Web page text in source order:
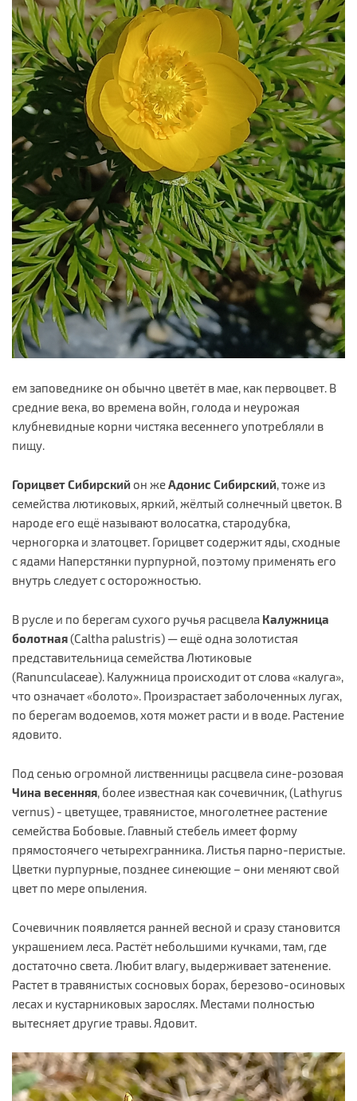
ем заповеднике он обычно цветёт в мае, как первоцвет. В
средние века, во времена войн, голода и неурожая
клубневидные корни чистяка весеннего употребляли в
пищу.
Горицвет Сибирскийон жеАдонис Сибирский , тоже из
семейства лютиковых, яркий, жёлтый солнечный цветок. В
народе его ещё называют волосатка, стародубка,
черногорка и златоцвет. Горицвет содержит яды, сходные
с ядами Наперстянки пурпурной, поэтому применять его
внутрь следует с осторожностью.
В русле и по берегам сухого ручья расцвела Калужница
болотная(Caltha palustris) — ещё одна золотистая
представительница семейства Лютиковые
(Ranunculaceae). Калужница происходит от слова «калуга»,
что означает «болото». Произрастает заболоченных лугах,
по берегам водоемов, хотя может расти и в воде. Растение
ядовито.
Под сенью огромной лиственницы расцвела сине-розовая
Чина весенняя , более известная как сочевичник, (Lathyrus
vernus) - цветущее, травянистое, многолетнее растение
семейства Бобовые. Главный стебель имеет форму
прямостоячего четырехгранника. Листья парно-перистые.
Цветки пурпурные, позднее синеющие – они меняют свой
цвет по мере опыления.
Сочевичник появляется ранней весной и сразу становится
украшением леса. Растёт небольшими кучками, там, где
достаточно света. Любит влагу, выдерживает затенение.
Растет в травянистых сосновых борах, березово-осиновых
лесах и кустарниковых зарослях. Местами полностью
вытесняет другие травы. Ядовит.